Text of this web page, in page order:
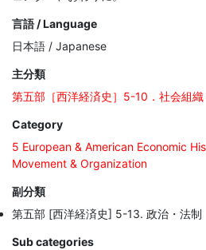
言語 / Language
日本語 / Japanese
主分類
第五部［西洋経済史］5-10．社会組織
Category
5 European & American Economic
Movement & Organization
副分類
第五部 [西洋経済史] 5-13. 政治・法制
Sub categories